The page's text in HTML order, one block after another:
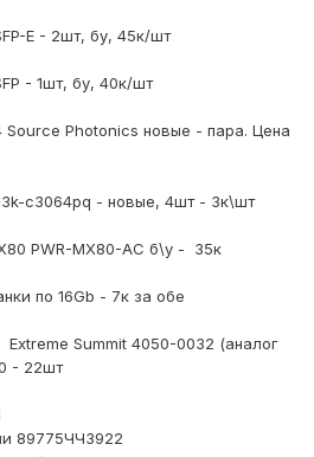
E - 2шт, бу, 45к/шт
- 1шт, бу, 40к/шт
Source Photonics новые - пара. Цена
c3064pq - новые, 4шт - 3к\шт
PWR-MX80-AC б\у - 35к
по 16Gb - 7к за обе
Summit 4050-0032 (аналог
- 22шт
89775ЧЧ3922